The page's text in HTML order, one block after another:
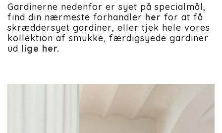
Gardinerne nedenfor er syet på specialmål,
find din nærmeste forhandler her for at få
skræddersyet gardiner, eller tjek hele vores
kollektion af smukke, færdigsyede gardiner
ud lige her.